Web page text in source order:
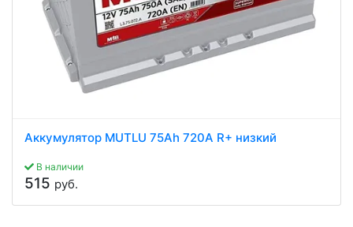
Аккумулятор MUTLU 75Ah 720A R+ низкий
В наличии
515 руб.